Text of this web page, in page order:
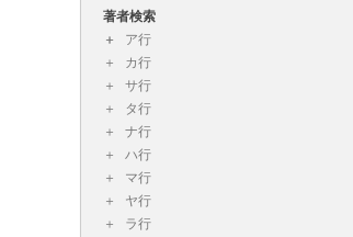
著者検索
ア行
カ行
サ行
タ行
ナ行
ハ行
マ行
ヤ行
ラ行